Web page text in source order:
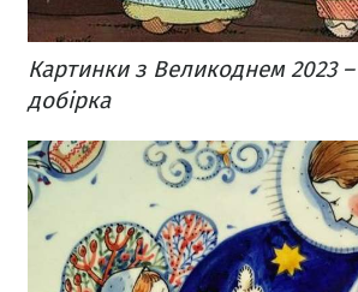
Картинки з Великоднем 2023
добірка